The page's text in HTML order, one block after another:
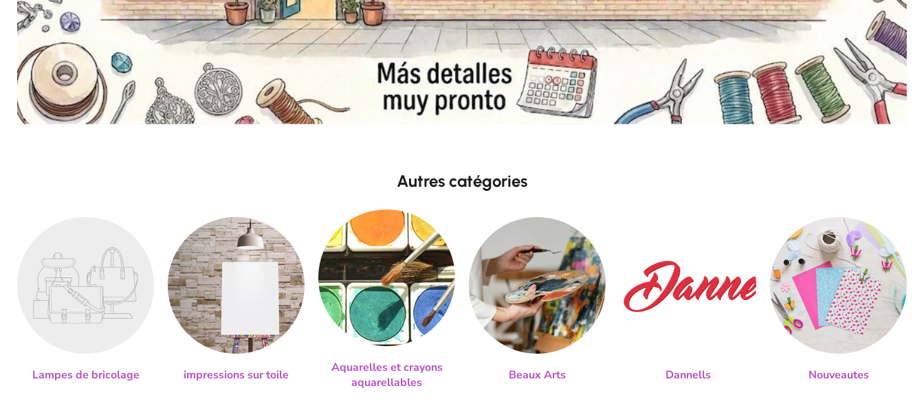
Autres catégories
Lampes de bricolage impressions sur toile
Aquarelles et crayons
aquarellables
Beaux Arts Dannells Nouveautes